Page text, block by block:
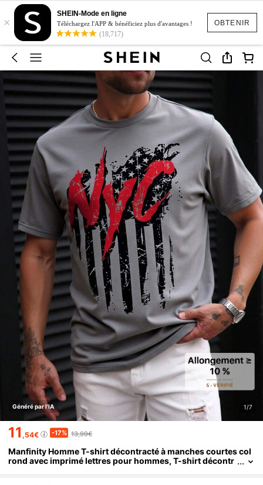
OBTENIR
×
SHEIN-Mode en ligne
Téléchargez l'APP & bénéficiez plus d'avantages !
(18,717)
Généré par l'IA 1/7
11 ,54€ -17% 13,99€
Manfinity Homme T-shirt décontracté à manches courtes col
rond avec imprimé lettres pour hommes, T-shirt décontr